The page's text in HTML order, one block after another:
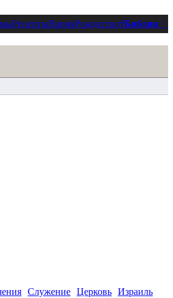
РецептыВремяРождество†Библия ⋮
Служение Церковь Израиль